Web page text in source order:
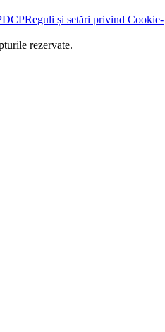
Reguli și setări privind Cookie-
rezervate.